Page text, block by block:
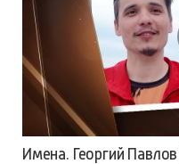
Имена. Георгий